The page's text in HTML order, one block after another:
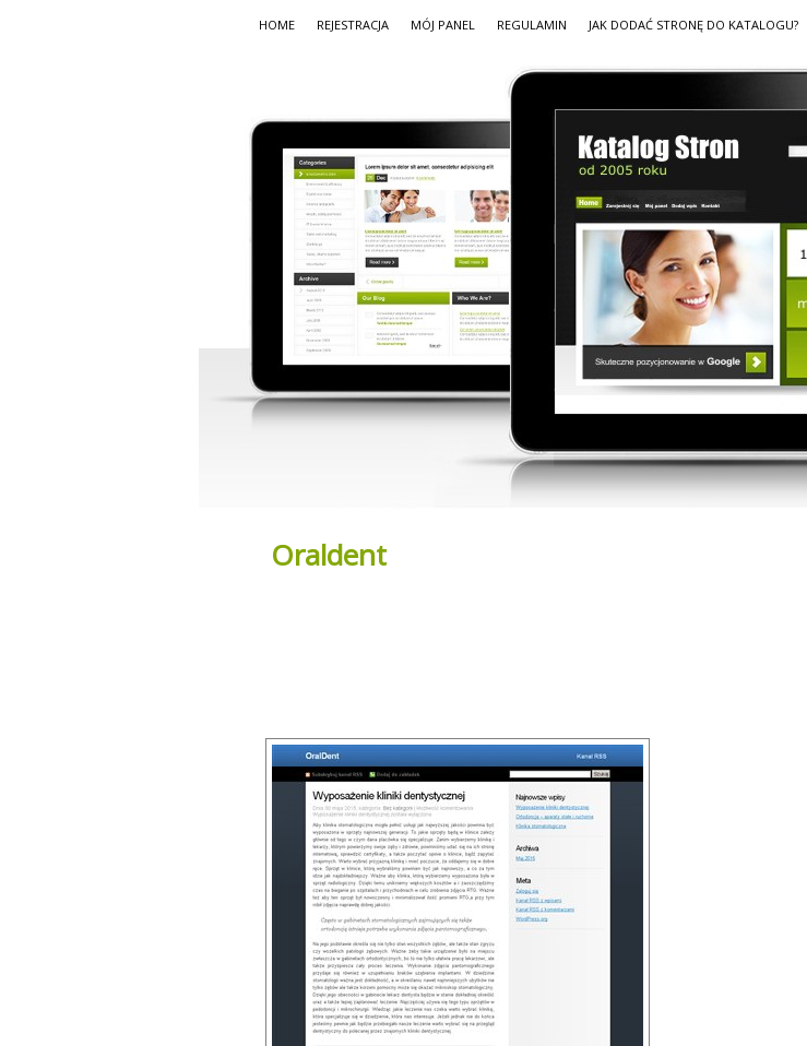
HOME REJESTRACJA MÓJ PANEL REGULAMIN JAK DODAĆ STRONĘ DO KATALOGU?
Oraldent